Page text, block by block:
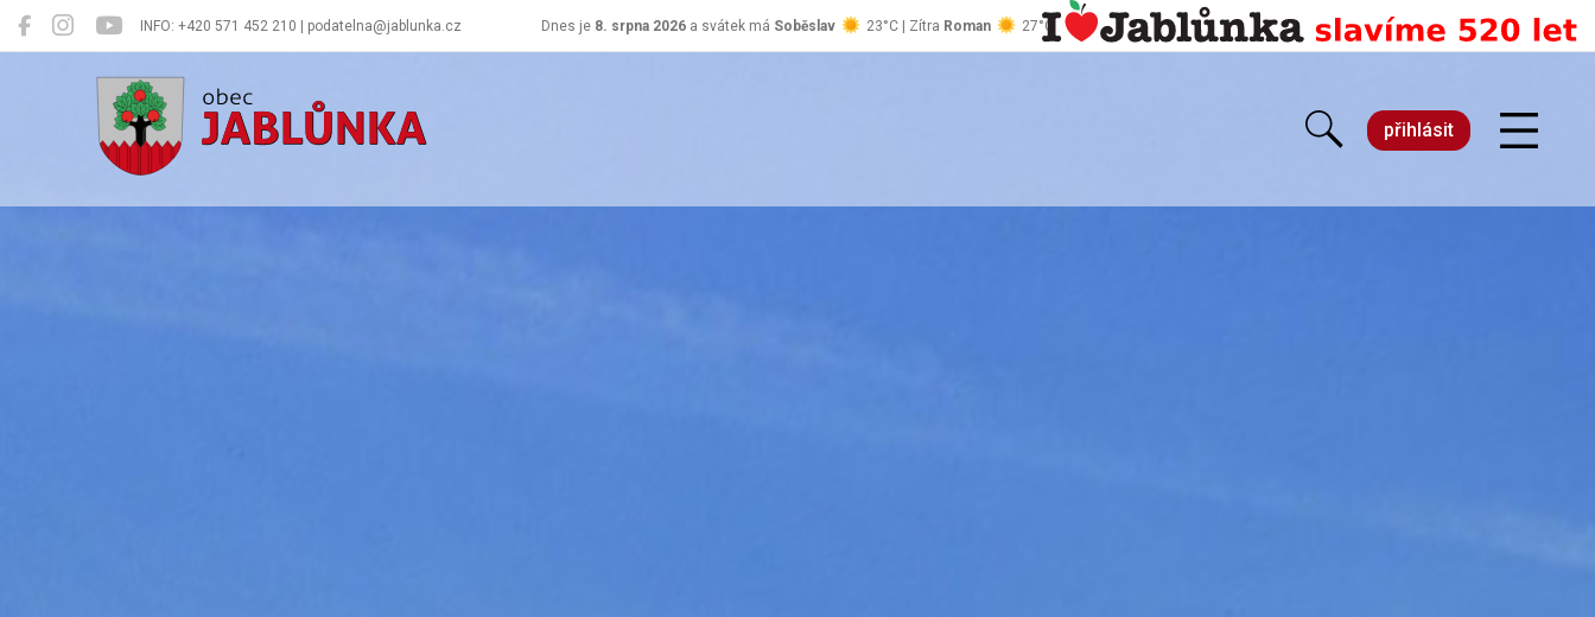
INFO: +420 571 452 210 | podatelna@jablunka.cz Dnes je 8. srpna 2026 a svátek má Soběslav 23°C | Zítra Roman 27°C
Jablůnka
přihlásit